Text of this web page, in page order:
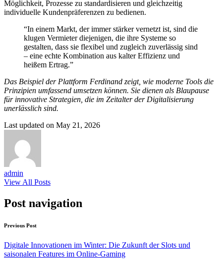
Möglichkeit, Prozesse zu standardisieren und gleichzeitig
individuelle Kundenpräferenzen zu bedienen.
“In einem Markt, der immer stärker vernetzt ist, sind die
klugen Vermieter diejenigen, die ihre Systeme so
gestalten, dass sie flexibel und zugleich zuverlässig sind
– eine echte Kombination aus kalter Effizienz und
heißem Ertrag.”
Das Beispiel der Plattform Ferdinand zeigt, wie moderne Tools die
Prinzipien umfassend umsetzen können. Sie dienen als Blaupause
für innovative Strategien, die im Zeitalter der Digitalisierung
unerlässlich sind.
Last updated on May 21, 2026
admin
View All Posts
Post navigation
Previous Post
Digitale Innovationen im Winter: Die Zukunft der Slots und
saisonalen Features im Online-Gaming